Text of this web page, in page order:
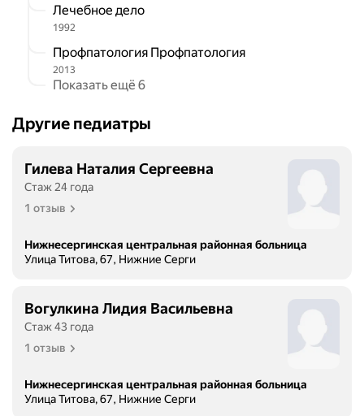
я
я
в
ь
п
з
о
Лечебное дело
1992
Профпатология Профпатология
2013
Показать ещё 6
Другие педиатры
Гилева Наталия Сергеевна
Стаж 24 года
1 отзыв
Нижнесергинская центральная районная больница
Улица Титова, 67, Нижние Серги
Вогулкина Лидия Васильевна
Стаж 43 года
1 отзыв
Нижнесергинская центральная районная больница
Улица Титова, 67, Нижние Серги